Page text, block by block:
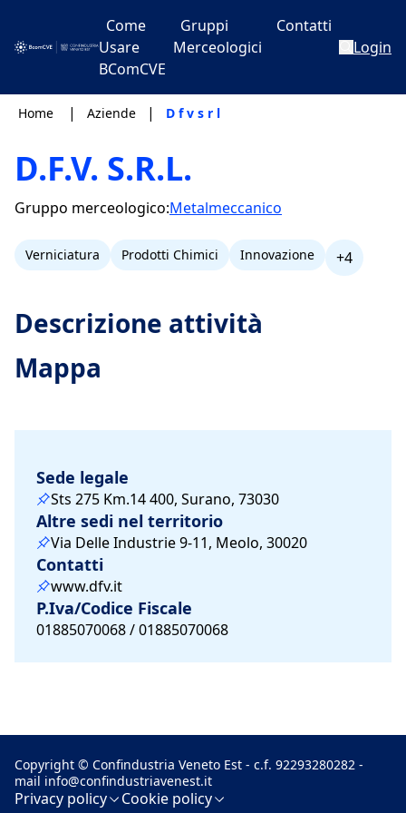
Come
Usare
BComCVE
Gruppi
Merceologici
Contatti
Login
Home | Aziende | D f v s r l
D.F.V. S.R.L.
Gruppo merceologico:Metalmeccanico
Verniciatura Prodotti Chimici Innovazione +4
Descrizione attività
Mappa
Sede legale
Sts 275 Km.14 400, Surano, 73030
Altre sedi nel territorio
Via Delle Industrie 9-11, Meolo, 30020
Contatti
www.dfv.it
P.Iva/Codice Fiscale
01885070068 / 01885070068
Copyright © Confindustria Veneto Est - c.f. 92293280282 -
mail info@confindustriavenest.it
Privacy policy Cookie policy